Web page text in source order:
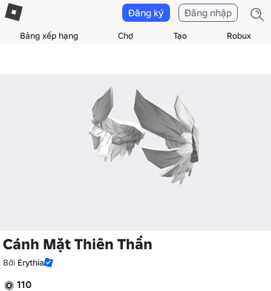
Bảng xếp hạng Chợ Tạo Robux
Đăng ký Đăng nhập
Cánh Mặt Thiên Thần
Bởi Erythia
110